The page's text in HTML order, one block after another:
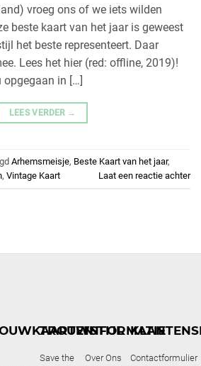
vroeg ons of we iets wilden
beste kaart van het jaar is geweest
het beste representeert. Daar
Lees het hier (red: offline, 2019)!
opgegaan in […]
LEES VERDER →
Arhemsmeisje, Beste Kaart van het jaar,
, Vintage Kaart Laat een reactie achter
TROUWSTIJL
Save the
INFORMATIE
Over Ons
Contactformulier